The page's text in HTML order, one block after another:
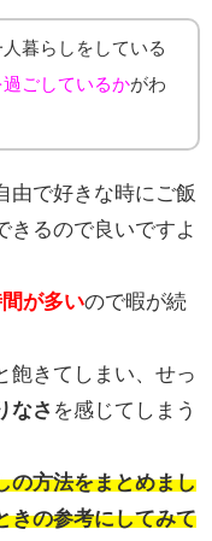
暮らしをしている
ごしているかがわ
由で好きな時にご飯
きるので良いですよ
が多いので暇が続
飽きてしまい、せっ
なさ を感じてしまう
の方法をまとめまし
きの参考にしてみて